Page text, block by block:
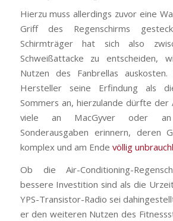
Hierzu muss allerdings zuvor eine
Griff des Regenschirms
Schirmträger hat sich also
Schweißattacke zu entscheiden,
Nutzen des Fanbrellas
Hersteller seine Erfindung als
Sommers an, hierzulande dürfte der
viele an MacGyver oder an
Sonderausgaben erinnern, deren
komplex und am Ende völlig
Ob die Air-Conditioning-
bessere Investition sind als die
YPS-Transistor-Radio sei
er den weiteren Nutzen des